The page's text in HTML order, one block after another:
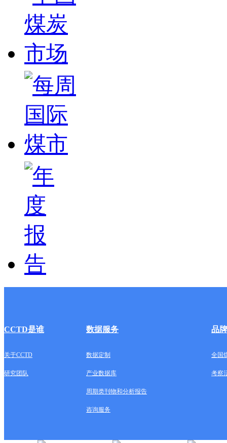
CCTD是谁 数据服务 品
关于CCTD 数据定制 全国
研究团队 产业数据库 考察
周期类刊物和分析报告
咨询服务